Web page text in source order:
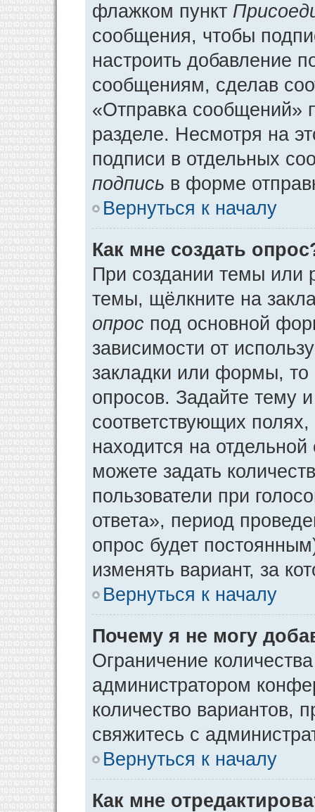
флажком пункт
сообщения, чтобы
настроить добавление
сообщениям, сделав
«Отправка сообщений»
разделе. Несмотря на
подписи в отдельных
подпись в форме
Вернуться к началу
Как мне создать
При создании темы или
темы, щёлкните на
опрос под основной
зависимости от
закладки или формы, то
опросов. Задайте тему
соответствующих
находится на
можете задать
пользователи при
ответа», период
опрос будет
изменять вариант, за
Вернуться к началу
Почему я не могу
Ограничение
администратором
количество вариантов,
свяжитесь с
Вернуться к началу
Как мне